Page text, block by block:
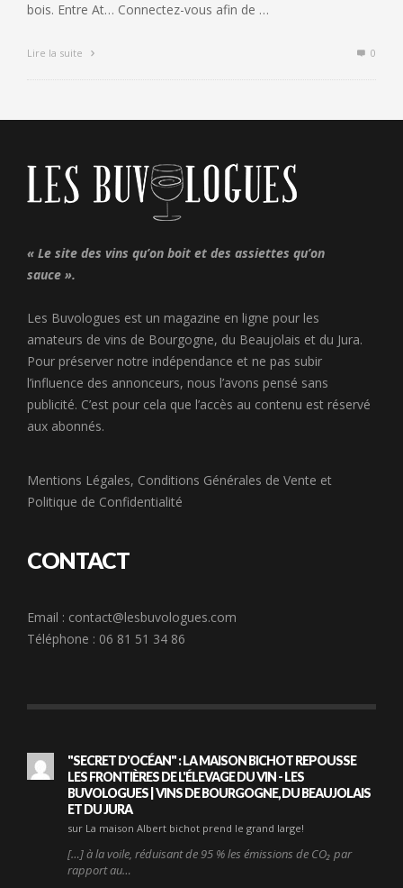
bois. Entre At… Connectez-vous afin de …
Lire la suite 0
« Le site des vins qu’on boit et des assiettes qu’on
sauce ».
Les Buvologues est un magazine en ligne pour les
amateurs de vins de Bourgogne, du Beaujolais et du Jura.
Pour préserver notre indépendance et ne pas subir
l’influence des annonceurs, nous l’avons pensé sans
publicité. C’est pour cela que l’accès au contenu est réservé
aux abonnés.
Mentions Légales, Conditions Générales de Vente et
Politique de Confidentialité
CONTACT
Email : contact@lesbuvologues.com
Téléphone : 06 81 51 34 86
"SECRET D'OCÉAN" : LA MAISON BICHOT REPOUSSE
LES FRONTIÈRES DE L'ÉLEVAGE DU VIN - LES
BUVOLOGUES | VINS DE BOURGOGNE, DU BEAUJOLAIS
ET DU JURA
sur La maison Albert bichot prend le grand large!
[…] à la voile, réduisant de 95 % les émissions de CO₂ par
rapport au…